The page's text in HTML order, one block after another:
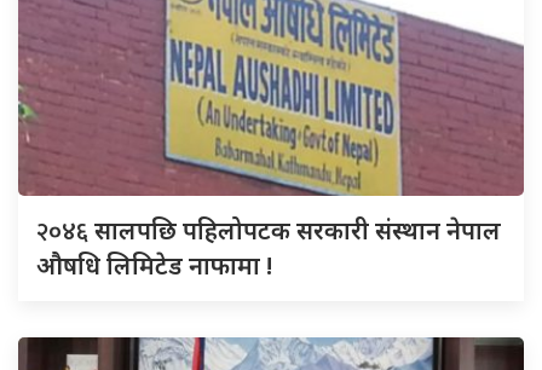
२०४६सालपछि पहिलोपटक सरकारी संस्थान नेपाल
औषधि लिमिटेड नाफामा !